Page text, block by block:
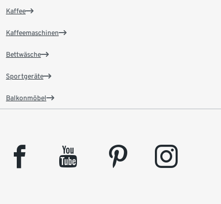
Kaffee
Kaffeemaschinen
Bettwäsche
Sportgeräte
Balkonmöbel
facebook youtube pinterest instagram